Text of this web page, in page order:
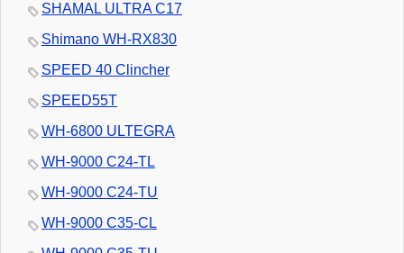
SHAMAL ULTRA C17
Shimano WH-RX830
SPEED 40 Clincher
SPEED55T
WH-6800 ULTEGRA
WH-9000 C24-TL
WH-9000 C24-TU
WH-9000 C35-CL